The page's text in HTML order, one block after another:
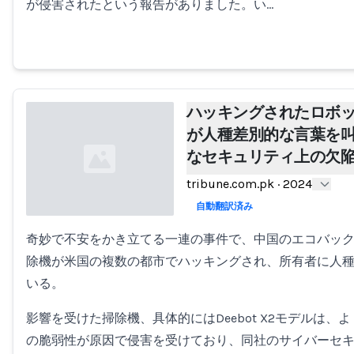
が侵害されたという報告がありました。い…
Loading...
ハッキングされたロボ
が人種差別的な言葉を
なセキュリティ上の欠
tribune.com.pk· 2024
自動翻訳済み
奇妙で不安をかき立てる一連の事件で、中国のエコバッ
除機が米国の複数の都市でハッキングされ、所有者に人
いる。
影響を受けた掃除機、具体的にはDeebot X2モデルは、
の脆弱性が原因で侵害を受けており、同社のサイバーセ